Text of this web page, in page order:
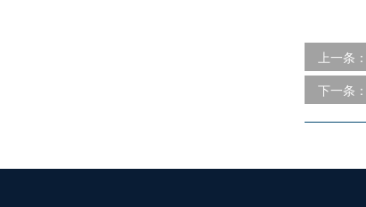
上一条：
下一条：